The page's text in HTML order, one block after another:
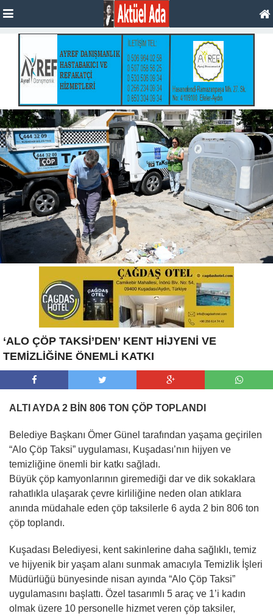
‘ALO ÇÖP TAKSİ’DEN’ KENT HİJYENİ VE
TEMİZLİĞİNE ÖNEMLİ KATKI
ALTI AYDA 2 BİN 806 TON ÇÖP TOPLANDI
Belediye Başkanı Ömer Günel tarafından yaşama geçirilen
“Alo Çöp Taksi” uygulaması, Kuşadası’nın hijyen ve
temizliğine önemli bir katkı sağladı.
Büyük çöp kamyonlarının giremediği dar ve dik sokaklara
rahatlıkla ulaşarak çevre kirliliğine neden olan atıklara
anında müdahale eden çöp taksilerle 6 ayda 2 bin 806 ton
çöp toplandı.
Kuşadası Belediyesi, kent sakinlerine daha sağlıklı, temiz
ve hijyenik bir yaşam alanı sunmak amacıyla Temizlik İşleri
Müdürlüğü bünyesinde nisan ayında “Alo Çöp Taksi”
uygulamasını başlattı. Özel tasarımlı 5 araç ve 1’i kadın
olmak üzere 10 personelle hizmet veren çöp taksiler,